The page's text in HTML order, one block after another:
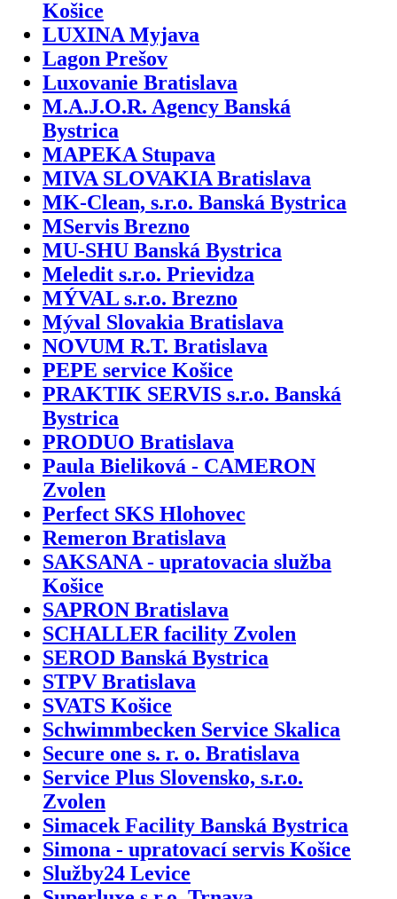
Košice
LUXINA Myjava
Lagon Prešov
Luxovanie Bratislava
M.A.J.O.R. Agency Banská
Bystrica
MAPEKA Stupava
MIVA SLOVAKIA Bratislava
MK-Clean, s.r.o. Banská Bystrica
MServis Brezno
MU-SHU Banská Bystrica
Meledit s.r.o. Prievidza
MÝVAL s.r.o. Brezno
Mýval Slovakia Bratislava
NOVUM R.T. Bratislava
PEPE service Košice
PRAKTIK SERVIS s.r.o. Banská
Bystrica
PRODUO Bratislava
Paula Bieliková - CAMERON
Zvolen
Perfect SKS Hlohovec
Remeron Bratislava
SAKSANA - upratovacia služba
Košice
SAPRON Bratislava
SCHALLER facility Zvolen
SEROD Banská Bystrica
STPV Bratislava
SVATS Košice
Schwimmbecken Service Skalica
Secure one s. r. o. Bratislava
Service Plus Slovensko, s.r.o.
Zvolen
Simacek Facility Banská Bystrica
Simona - upratovací servis Košice
Služby24 Levice